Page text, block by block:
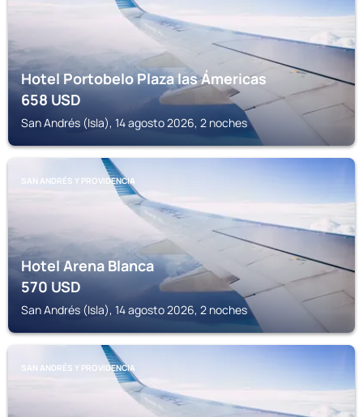
Hotel Portobelo Plaza las Ámericas
658USD
San Andrés (Isla), 14 agosto 2026, 2 noches
SAN ANDRÉS Y PROVIDENCIA
Hotel Arena Blanca
570USD
San Andrés (Isla), 14 agosto 2026, 2 noches
SAN ANDRÉS Y PROVIDENCIA